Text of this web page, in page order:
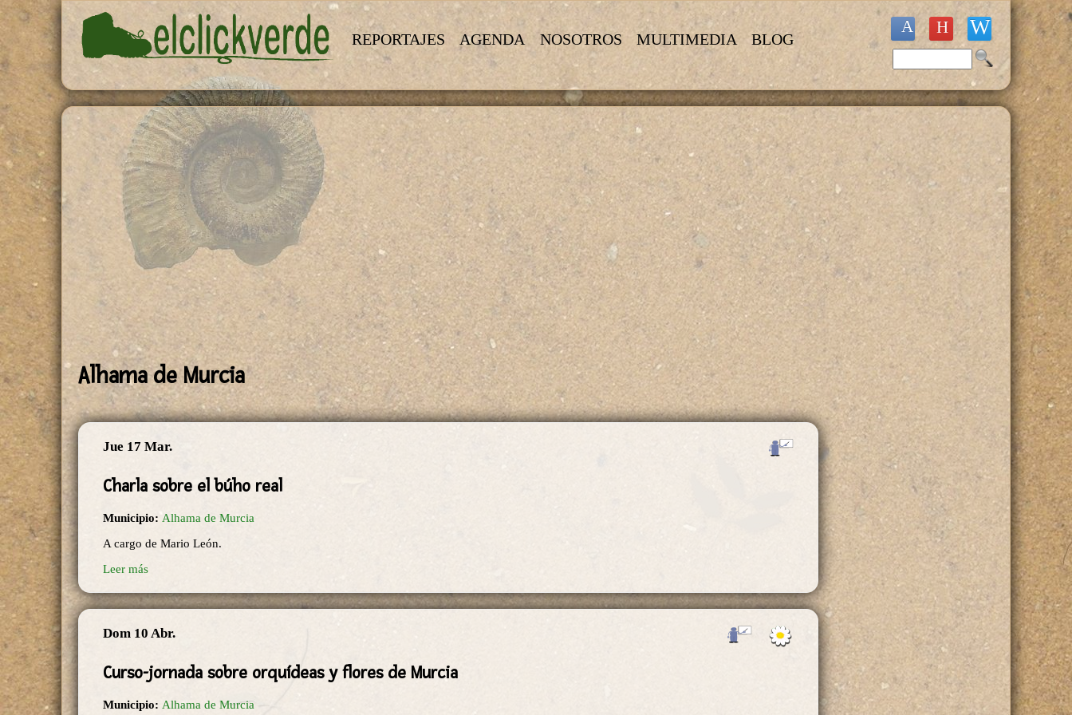
Pasar al contenido principal
REPORTAJES AGENDA NOSOTROS MULTIMEDIA BLOG
Formulario de búsqueda
Alhama de Murcia
Jue 17 Mar.
Charla sobre el búho real
Municipio: Alhama de Murcia
A cargo de Mario León.
Leer más
Dom 10 Abr.
Curso-jornada sobre orquídeas y flores de Murcia
Municipio: Alhama de Murcia